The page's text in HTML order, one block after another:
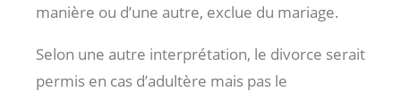
manière ou d’une autre, exclue du mariage.
Selon une autre interprétation, le divorce serait
permis en cas d’adultère mais pas le